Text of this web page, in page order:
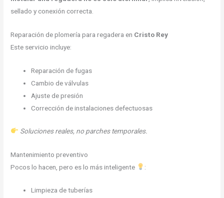
sellado y conexión correcta.
Reparación de plomería para regadera en Cristo Rey
Este servicio incluye:
Reparación de fugas
Cambio de válvulas
Ajuste de presión
Corrección de instalaciones defectuosas
Soluciones reales, no parches temporales.
Mantenimiento preventivo
Pocos lo hacen, pero es lo más inteligente
:
Limpieza de tuberías